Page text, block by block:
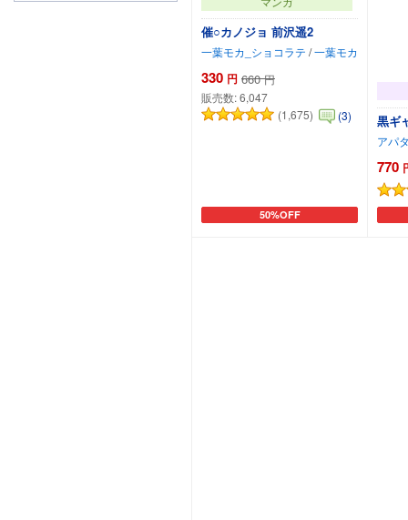
催○カノジョ 前沢遥2
一葉モカ_ショコラテ /一葉モカ
330 円 660 円
販売数:6,047
(1,675)
(3)
50%OFF
カートに追加
黒ギ
アパ
770